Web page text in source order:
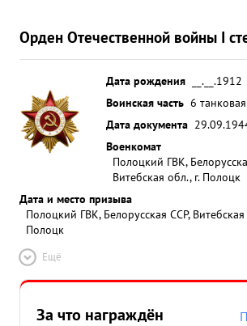
Орден Отечественной войны I
Дата рождения
__.__.1912
Воинская часть 6
Дата документа
Военкомат
Полоцкий ГВК,
Витебская обл., г. Полоцк
Дата и место призыва
Полоцкий ГВК, Белорусская ССР, Витебская
Полоцк
Ещё
За что награждён